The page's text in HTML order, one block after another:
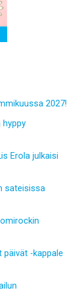
2027!
hyppy
Erola julkaisi
sateisissa
päivät -kappale